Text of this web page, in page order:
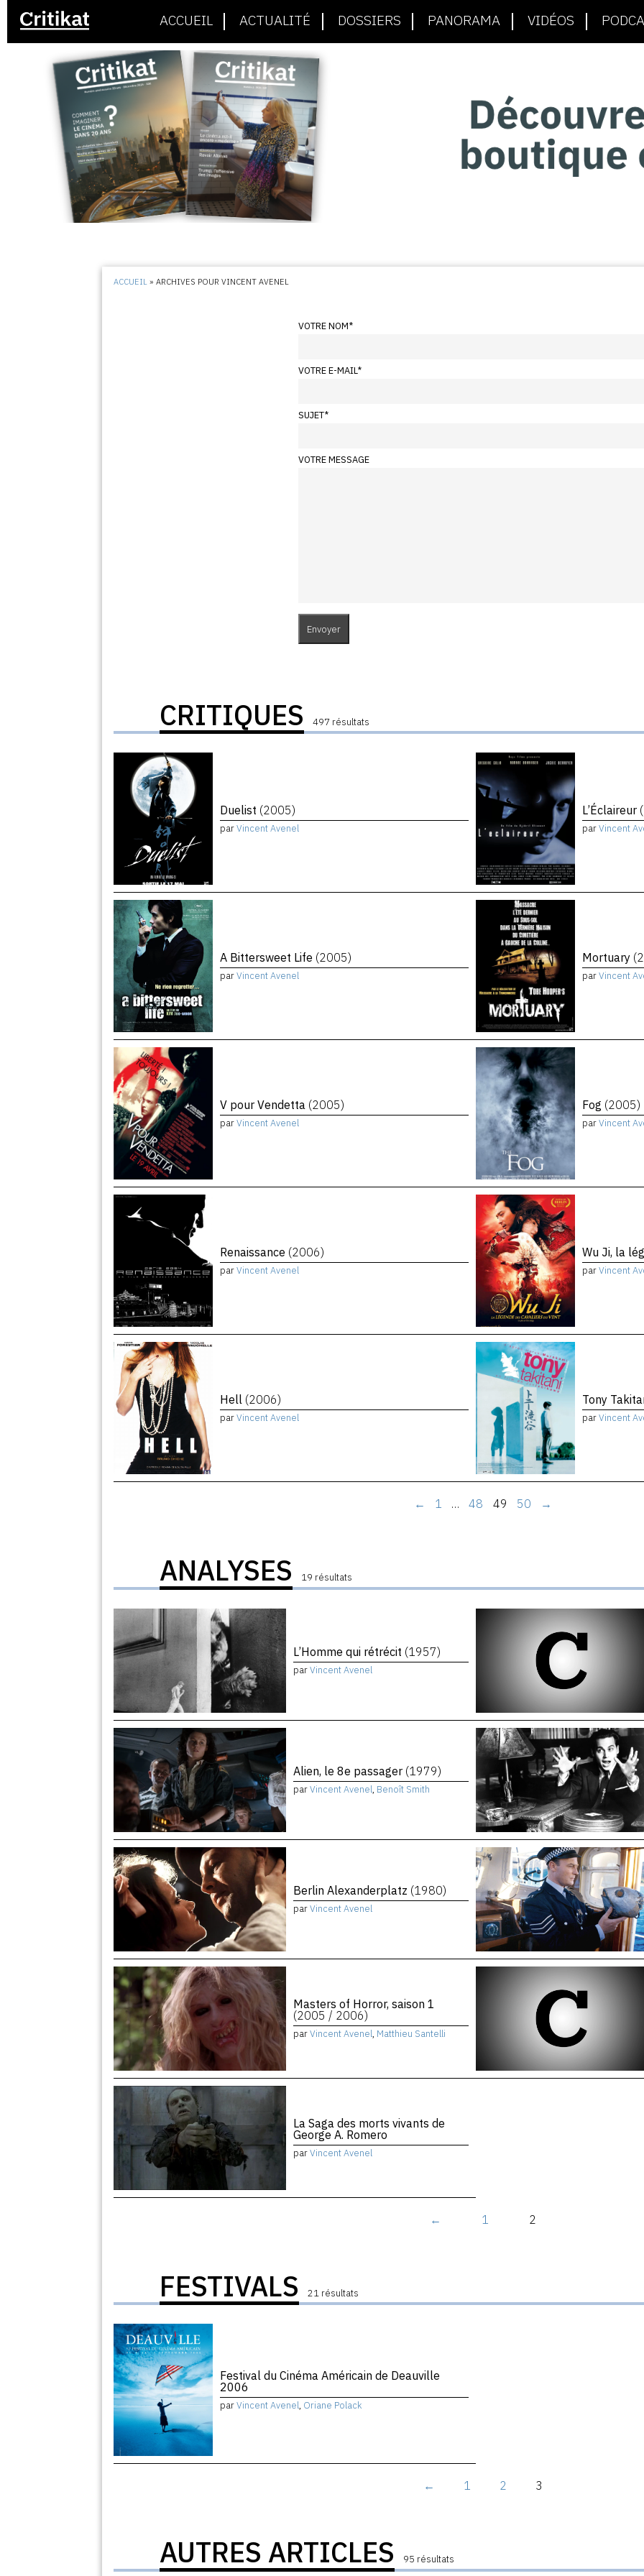
ACCUEIL ACTUALITÉ DOSSIERS PANORAMA VIDÉOS
ACCUEIL »ARCHIVES POUR VINCENT AVENEL
VOTRE NOM*
VOTRE E-MAIL*
SUJET*
VOTRE MESSAGE
CRITIQUES 497 résultats
Duelist (2005)
parVincent Avenel
L’Éclaireur
parVincent
A Bittersweet Life (2005)
parVincent Avenel
Mortuary
parVincent
V pour Vendetta (2005)
parVincent Avenel
Fog (2005)
parVincent
Renaissance (2006)
parVincent Avenel
Wu Ji, la
parVincent
Hell (2006)
parVincent Avenel
Tony
parVincent
← 1 … 48 49 50 →
ANALYSES 19 résultats
L’Homme qui rétrécit (1957)
parVincent Avenel
Alien, le 8e passager (1979)
parVincent Avenel, Benoît Smith
Berlin Alexanderplatz (1980)
parVincent Avenel
Masters of Horror, saison 1
(2005 / 2006)
parVincent Avenel, Matthieu Santelli
La Saga des morts vivants de
George A. Romero
parVincent Avenel
← 1 2
FESTIVALS 21 résultats
Festival du Cinéma Américain de Deauville
2006
parVincent Avenel, Oriane Polack
← 1 2 3
AUTRES ARTICLES 95 résultats